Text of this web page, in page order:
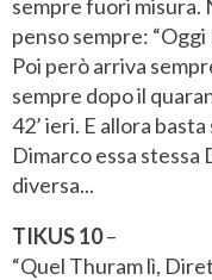
sempre fuori misura.
penso sempre: “Oggi
Poi però arriva
sempre dopo il
42’ ieri. E allora
Dimarco essa stessa
diversa...
TIKUS 10–
“Quel Thuram lì,